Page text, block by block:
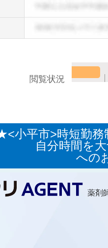
閲覧状況
小平市>時短勤務
自分時間を
への
薬剤